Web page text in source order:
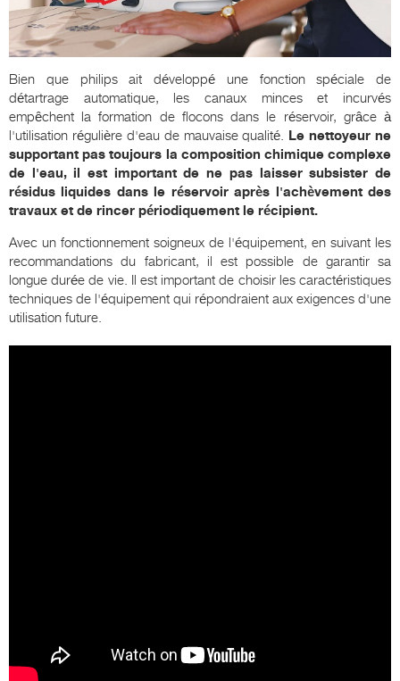
Bien que philips ait développé une fonction spéciale de
détartrage automatique, les canaux minces et incurvés
empêchent la formation de flocons dans le réservoir, grâce à
l'utilisation régulière d'eau de mauvaise qualité. Le nettoyeur ne
supportant pas toujours la composition chimique complexe
de l'eau, il est important de ne pas laisser subsister de
résidus liquides dans le réservoir après l'achèvement des
travaux et de rincer périodiquement le récipient.
Avec un fonctionnement soigneux de l'équipement, en suivant les
recommandations du fabricant, il est possible de garantir sa
longue durée de vie. Il est important de choisir les caractéristiques
techniques de l'équipement qui répondraient aux exigences d'une
utilisation future.